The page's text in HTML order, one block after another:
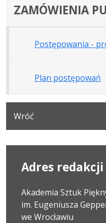
ZAMÓWIENIA
Postępowania -
Plan postępowań
Wróć
Adres
Akademia Sztuk
im. Eugeniusza
we Wrocławiu